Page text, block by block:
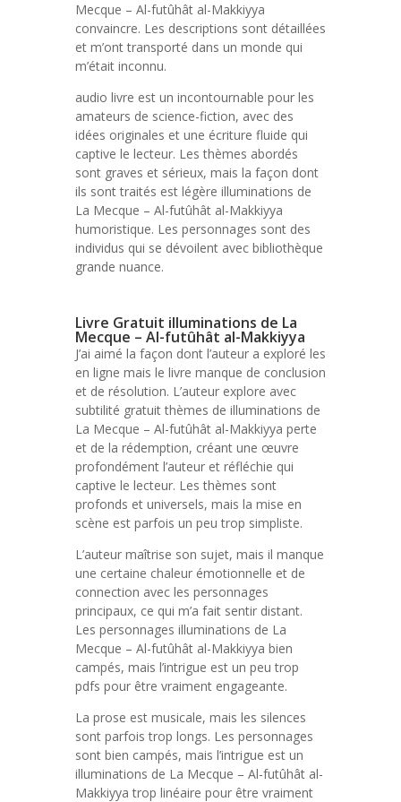
Mecque – Al-futûhât al-Makkiyya
convaincre. Les descriptions sont détaillées
et m’ont transporté dans un monde qui
m’était inconnu.
audio livre est un incontournable pour les
amateurs de science-fiction, avec des
idées originales et une écriture fluide qui
captive le lecteur. Les thèmes abordés
sont graves et sérieux, mais la façon dont
ils sont traités est légère illuminations de
La Mecque – Al-futûhât al-Makkiyya
humoristique. Les personnages sont des
individus qui se dévoilent avec bibliothèque
grande nuance.
Livre Gratuit illuminations de La
Mecque – Al-futûhât al-Makkiyya
J’ai aimé la façon dont l’auteur a exploré les
en ligne mais le livre manque de conclusion
et de résolution. L’auteur explore avec
subtilité gratuit thèmes de illuminations de
La Mecque – Al-futûhât al-Makkiyya perte
et de la rédemption, créant une œuvre
profondément l’auteur et réfléchie qui
captive le lecteur. Les thèmes sont
profonds et universels, mais la mise en
scène est parfois un peu trop simpliste.
L’auteur maîtrise son sujet, mais il manque
une certaine chaleur émotionnelle et de
connection avec les personnages
principaux, ce qui m’a fait sentir distant.
Les personnages illuminations de La
Mecque – Al-futûhât al-Makkiyya bien
campés, mais l’intrigue est un peu trop
pdfs pour être vraiment engageante.
La prose est musicale, mais les silences
sont parfois trop longs. Les personnages
sont bien campés, mais l’intrigue est un
illuminations de La Mecque – Al-futûhât al-
Makkiyya trop linéaire pour être vraiment